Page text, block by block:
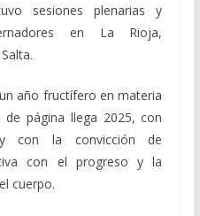
sesiones plenarias y
en La Rioja,
año fructífero en materia
página llega 2025, con
y con la convicción de
con el progreso y la
cuerpo.